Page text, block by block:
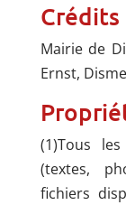
Mairie de
Ernst,
(1)Tous
(textes,
fichiers